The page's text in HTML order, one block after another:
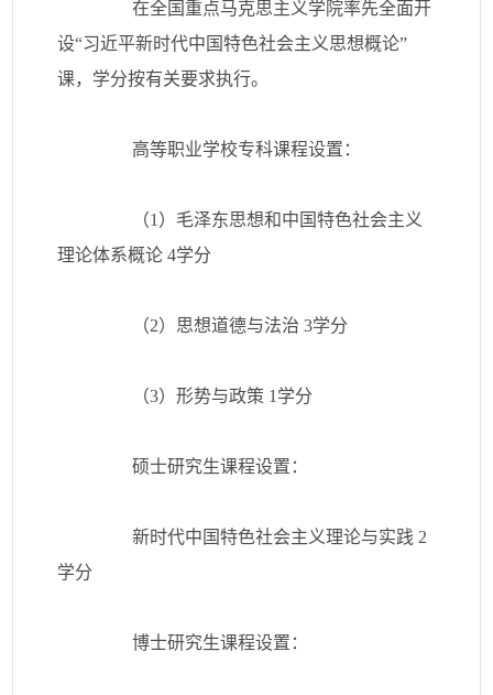
在全国重点马克思主义学院率先全面开
设“习近平新时代中国特色社会主义思想概论”
课，学分按有关要求执行。
高等职业学校专科课程设置：
（1）毛泽东思想和中国特色社会主义
理论体系概论 4学分
（2）思想道德与法治 3学分
（3）形势与政策 1学分
硕士研究生课程设置：
新时代中国特色社会主义理论与实践 2
学分
博士研究生课程设置：